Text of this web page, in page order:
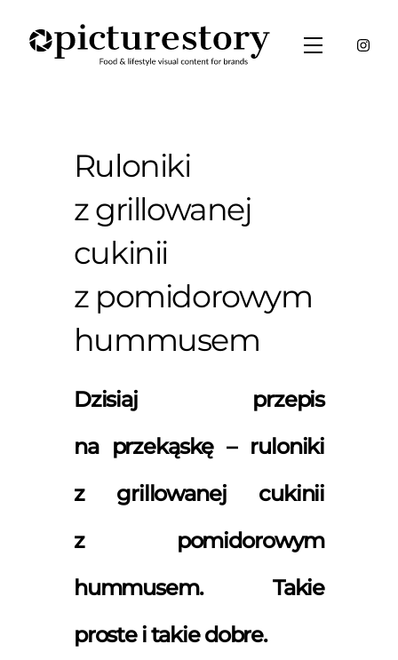
content
Menu
Ruloniki
z grillowanej
cukinii
z pomidorowym
hummusem
Dzisiaj przepis
na przekąskę – ruloniki
z grillowanej cukinii
z pomidorowym
hummusem. Takie
proste i takie dobre.